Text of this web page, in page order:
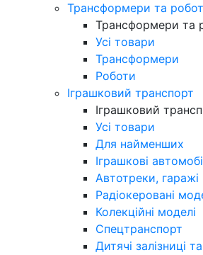
Трансформери та
Трансформери та
Усі товари
Трансформери
Роботи
Іграшковий транспорт
Іграшковий
Усі товари
Для найменших
Іграшкові
Автотреки, гаражі
Радіокеровані
Колекційні моделі
Спецтранспорт
Дитячі залізниці